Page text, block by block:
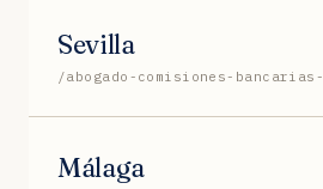
Sevilla
/abogado-comisiones-
Málaga